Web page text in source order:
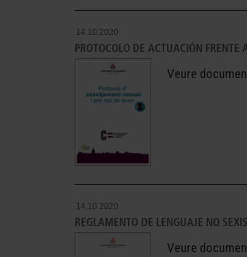
14.10.2020
PROTOCOLO DE ACTUACIÓN
Veure
14.10.2020
REGLAMENTO DE LENGUAJE NO
Veure